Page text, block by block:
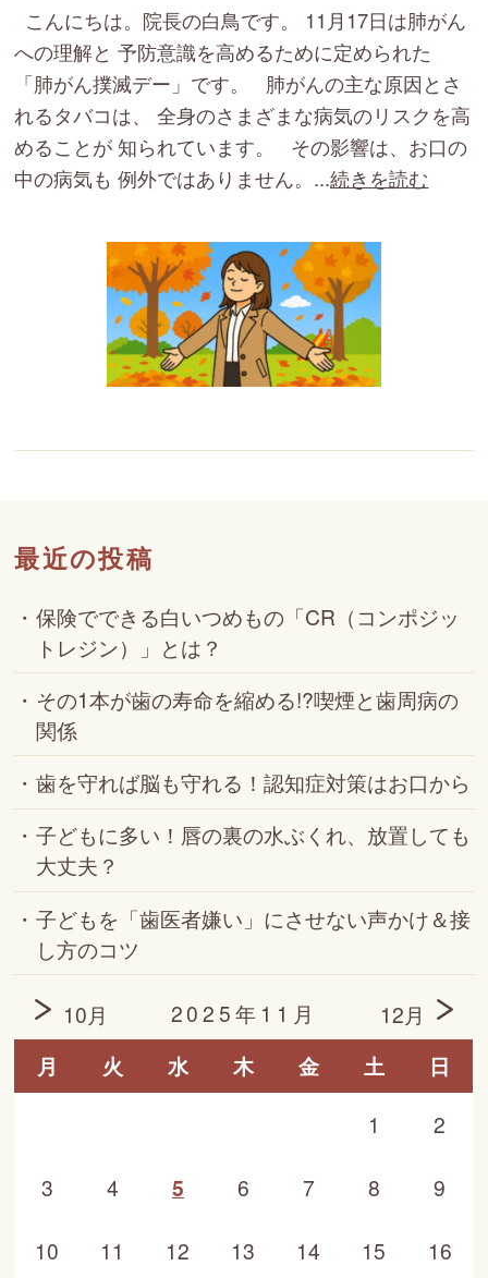
こんにちは。院長の白鳥です。 11月17日は肺がん
への理解と 予防意識を高めるために定められた
「肺がん撲滅デー」です。 肺がんの主な原因とさ
れるタバコは、 全身のさまざまな病気のリスクを高
めることが 知られています。 その影響は、お口の
中の病気も 例外ではありません。...続きを読む
最近の投稿
保険でできる白いつめもの「CR（コンポジッ
トレジン）」とは？
その1本が歯の寿命を縮める!?喫煙と歯周病の
関係
歯を守れば脳も守れる！認知症対策はお口から
子どもに多い！唇の裏の水ぶくれ、放置しても
大丈夫？
子どもを「歯医者嫌い」にさせない声かけ＆接
し方のコツ
2025年11月
月 火 水 木 金 土 日
10月 12月
1 2
3 4 5 6 7 8 9
10 11 12 13 14 15 16